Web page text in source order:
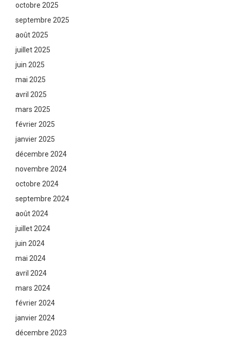
octobre 2025
septembre 2025
août 2025
juillet 2025
juin 2025
mai 2025
avril 2025
mars 2025
février 2025
janvier 2025
décembre 2024
novembre 2024
octobre 2024
septembre 2024
août 2024
juillet 2024
juin 2024
mai 2024
avril 2024
mars 2024
février 2024
janvier 2024
décembre 2023